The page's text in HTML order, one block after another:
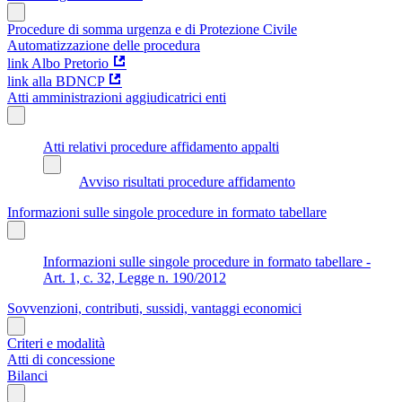
Procedure di somma urgenza e di Protezione Civile
Automatizzazione delle procedura
link Albo Pretorio
link alla BDNCP
Atti amministrazioni aggiudicatrici enti
Atti relativi procedure affidamento appalti
Avviso risultati procedure affidamento
Informazioni sulle singole procedure in formato tabellare
Informazioni sulle singole procedure in formato tabellare -
Art. 1, c. 32, Legge n. 190/2012
Sovvenzioni, contributi, sussidi, vantaggi economici
Criteri e modalità
Atti di concessione
Bilanci